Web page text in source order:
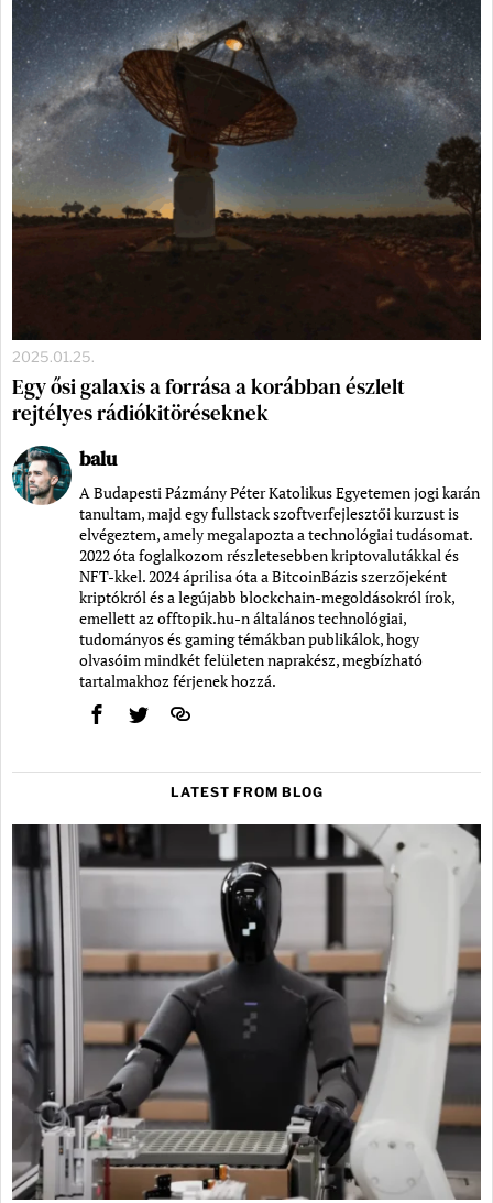
2025.01.25.
Egy ősi galaxis a forrása a korábban észlelt
rejtélyes rádiókitöréseknek
balu
A Budapesti Pázmány Péter Katolikus Egyetemen jogi karán
tanultam, majd egy fullstack szoftverfejlesztői kurzust is
elvégeztem, amely megalapozta a technológiai tudásomat.
2022 óta foglalkozom részletesebben kriptovalutákkal és
NFT-kkel. 2024 áprilisa óta a BitcoinBázis szerzőjeként
kriptókról és a legújabb blockchain-megoldásokról írok,
emellett az offtopik.hu-n általános technológiai,
tudományos és gaming témákban publikálok, hogy
olvasóim mindkét felületen naprakész, megbízható
tartalmakhoz férjenek hozzá.
LATEST FROM BLOG